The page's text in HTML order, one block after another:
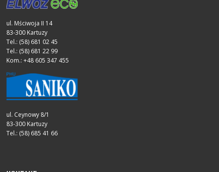
ul. Mściwoja II 14
83-300 Kartuzy
Tel.: (58) 681 02 45
Tel.: (58) 681 22 99
Kom.: +48 605 347 455
ul. Ceynowy 8/1
83-300 Kartuzy
Tel.: (58) 685 41 66